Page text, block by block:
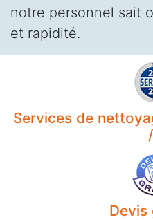
notre personnel sait
et rapidité.
Services de
Devis